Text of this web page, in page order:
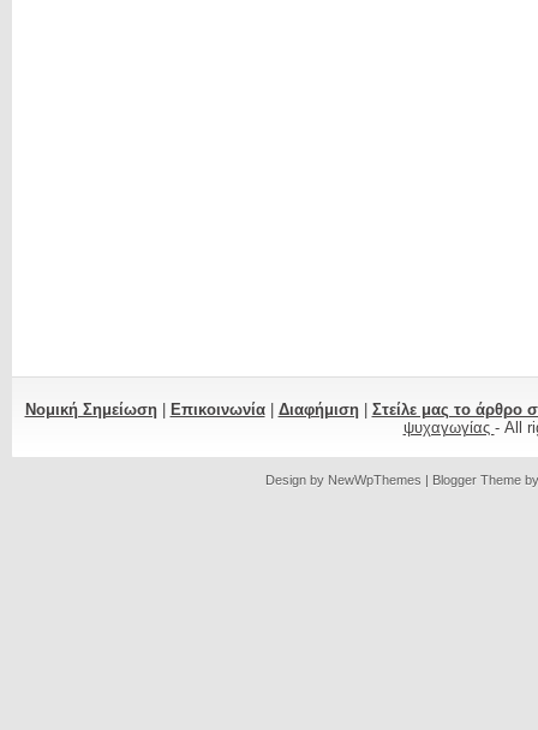
Νομική Σημείωση| Επικοινωνία| Διαφήμιση| Στείλε μας το άρθρο
ψυχαγωγίας - All
Design by NewWpThemes | Blogger Theme